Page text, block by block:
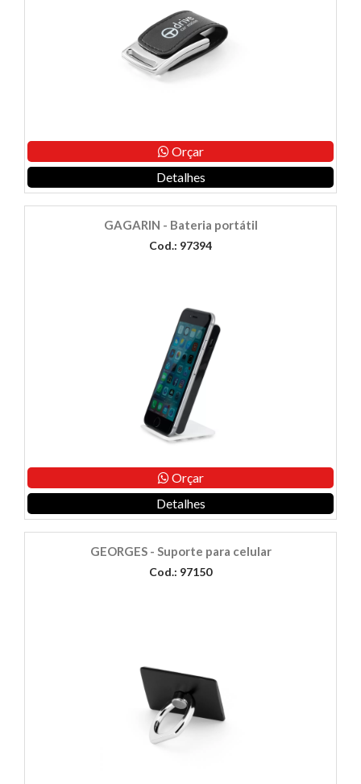
Orçar
Detalhes
GAGARIN - Bateria portátil
Cod.: 97394
Orçar
Detalhes
GEORGES - Suporte para celular
Cod.: 97150